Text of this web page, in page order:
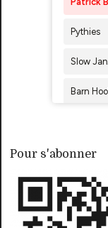
Pour s'abonner